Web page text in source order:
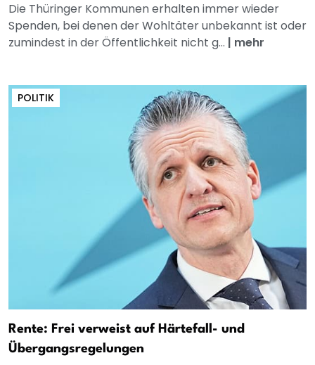
Die Thüringer Kommunen erhalten immer wieder
Spenden, bei denen der Wohltäter unbekannt ist oder
zumindest in der Öffentlichkeit nicht g... | mehr
POLITIK
Rente: Frei verweist auf Härtefall- und
Übergangsregelungen